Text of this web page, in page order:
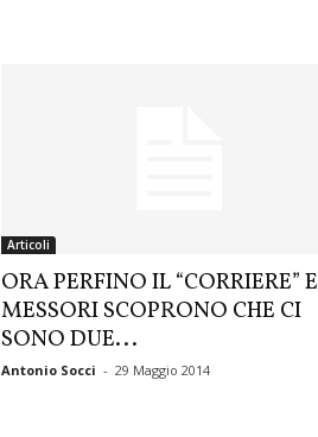
Articoli
ORA PERFINO IL “CORRIERE” E
MESSORI SCOPRONO CHE CI
SONO DUE...
Antonio Socci - 29 Maggio 2014